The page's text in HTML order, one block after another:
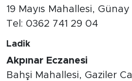
19 Mayıs Mahallesi,
Tel: 0362 741 29 04
Ladik
Akpınar Eczanesi
Bahşi Mahallesi, Gaziler